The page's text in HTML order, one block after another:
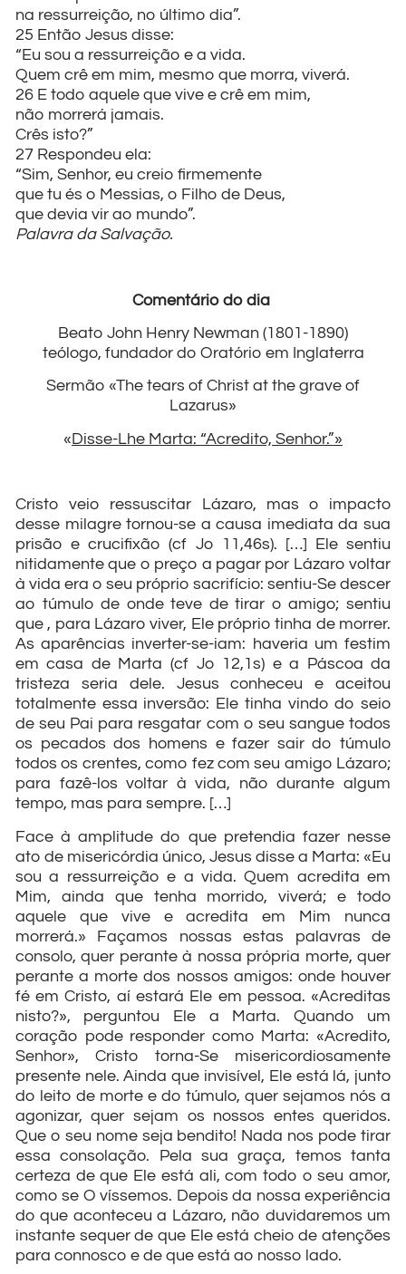
na ressurreição, no último dia”.
25 Então Jesus disse:
“Eu sou a ressurreição e a vida.
Quem crê em mim, mesmo que morra, viverá.
26 E todo aquele que vive e crê em mim,
não morrerá jamais.
Crês isto?”
27 Respondeu ela:
“Sim, Senhor, eu creio firmemente
que tu és o Messias, o Filho de Deus,
que devia vir ao mundo”.
Palavra da Salvação.
Comentário do dia
Beato John Henry Newman (1801-1890)
teólogo, fundador do Oratório em Inglaterra
Sermão «The tears of Christ at the grave of
Lazarus»
«Disse-Lhe Marta: “Acredito, Senhor.”»
Cristo veio ressuscitar Lázaro, mas o impacto
desse milagre tornou-se a causa imediata da sua
prisão e crucifixão (cf Jo 11,46s). […] Ele sentiu
nitidamente que o preço a pagar por Lázaro voltar
à vida era o seu próprio sacrifício: sentiu-Se descer
ao túmulo de onde teve de tirar o amigo; sentiu
que , para Lázaro viver, Ele próprio tinha de morrer.
As aparências inverter-se-iam: haveria um festim
em casa de Marta (cf Jo 12,1s) e a Páscoa da
tristeza seria dele. Jesus conheceu e aceitou
totalmente essa inversão: Ele tinha vindo do seio
de seu Pai para resgatar com o seu sangue todos
os pecados dos homens e fazer sair do túmulo
todos os crentes, como fez com seu amigo Lázaro;
para fazê-los voltar à vida, não durante algum
tempo, mas para sempre. […]
Face à amplitude do que pretendia fazer nesse
ato de misericórdia único, Jesus disse a Marta: «Eu
sou a ressurreição e a vida. Quem acredita em
Mim, ainda que tenha morrido, viverá; e todo
aquele que vive e acredita em Mim nunca
morrerá.» Façamos nossas estas palavras de
consolo, quer perante à nossa própria morte, quer
perante a morte dos nossos amigos: onde houver
fé em Cristo, aí estará Ele em pessoa. «Acreditas
nisto?», perguntou Ele a Marta. Quando um
coração pode responder como Marta: «Acredito,
Senhor», Cristo torna-Se misericordiosamente
presente nele. Ainda que invisível, Ele está lá, junto
do leito de morte e do túmulo, quer sejamos nós a
agonizar, quer sejam os nossos entes queridos.
Que o seu nome seja bendito! Nada nos pode tirar
essa consolação. Pela sua graça, temos tanta
certeza de que Ele está ali, com todo o seu amor,
como se O víssemos. Depois da nossa experiência
do que aconteceu a Lázaro, não duvidaremos um
instante sequer de que Ele está cheio de atenções
para connosco e de que está ao nosso lado.